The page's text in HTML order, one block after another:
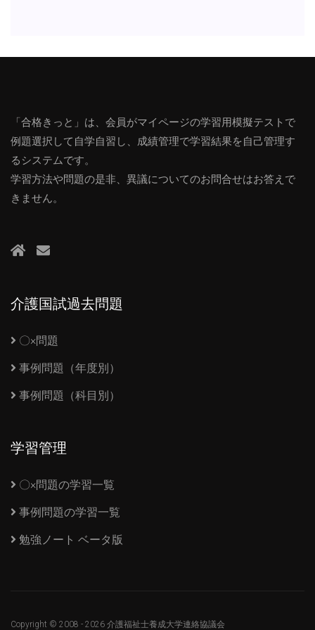
「合格きっと」は、会員がマイページの学習用模擬テストで
例題選択して自学自習し、成績管理で学習結果を自己管理す
るシステムです。
学習方法や問題の是非、異議についてのお問合せはお答えで
きません。
介護国試過去問題
〇×問題
事例問題（年度別）
事例問題（科目別）
学習管理
〇×問題の学習一覧
事例問題の学習一覧
勉強ノート ベータ版
Copyright © 2008 - 2026 介護福祉士養成大学連絡協議会